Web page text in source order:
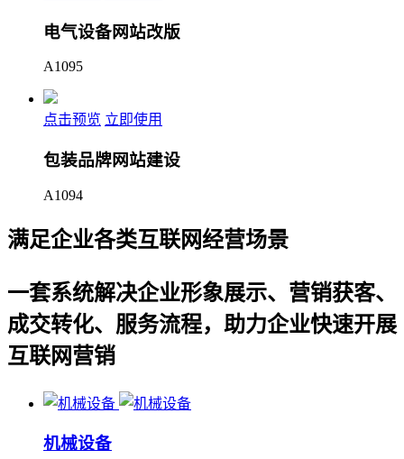
电气设备网站改版
A1095
点击预览 立即使用
包装品牌网站建设
A1094
满足企业各类互联网经营场景
一套系统解决企业形象展示、营销获客、
成交转化、服务流程，助力企业快速开展
互联网营销
机械设备